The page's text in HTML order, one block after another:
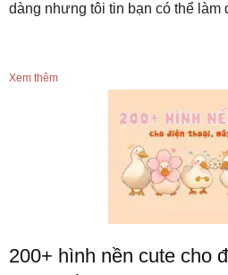
dàng nhưng tôi tin bạn có thể làm
Xem thêm
200+ hình nền cute cho